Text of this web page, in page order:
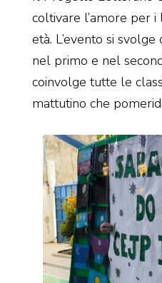
coltivare l’amore per
età. L’evento si
nel primo e nel
coinvolge tutte le
mattutino che